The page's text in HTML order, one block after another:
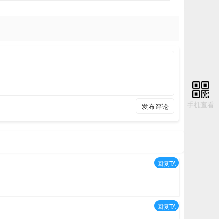
发布评论
回复TA
回复TA
手机查看